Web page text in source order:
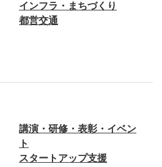
インフラ・まちづくり
都営交通
講演・研修・表彰・イベン
ト
スタートアップ支援